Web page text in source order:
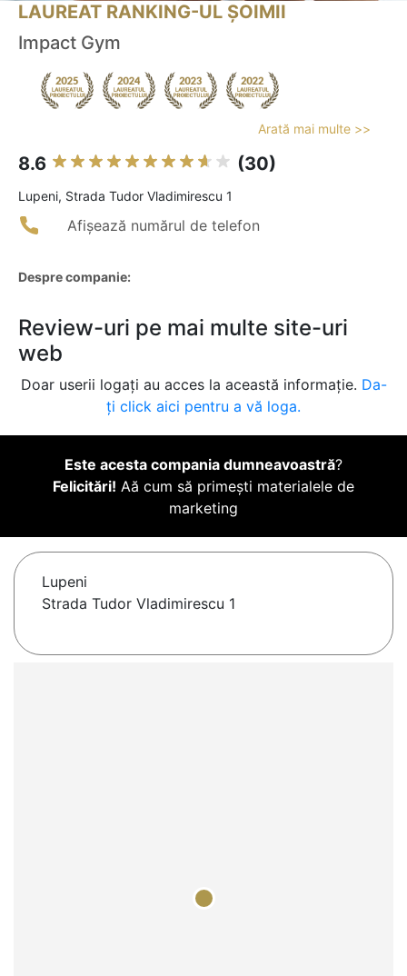
LAUREAT RANKING-UL ȘOIMII
Impact Gym
Arată mai multe >>
8.6 (30)
Lupeni, Strada Tudor Vladimirescu 1
Afișează numărul de telefon
Despre companie:
Review-uri pe mai multe site-uri
web
Doar userii logați au acces la această informație. Da-
ți click aici pentru a vă loga.
Este acesta compania dumneavoastră?
Felicitări! Aă cum să primești materialele de
marketing
Lupeni
Strada Tudor Vladimirescu 1